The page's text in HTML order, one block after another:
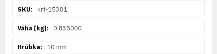
informáciíkrf-15301
0.835000
10 mm